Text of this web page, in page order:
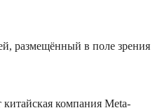
размещённый в поле зрения
компания Meta-